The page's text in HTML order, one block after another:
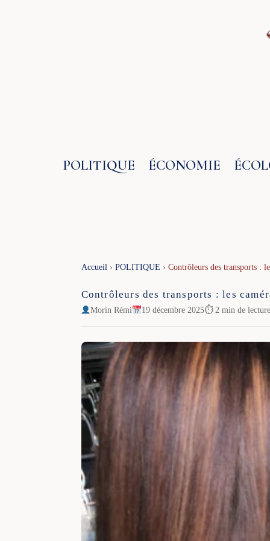
POLITIQUE ÉCONOMIE
Accueil › POLITIQUE › Contrôleurs des transports :
Contrôleurs des transports : les
Morin Rémi 19 décembre 2025⏱ 2 min de